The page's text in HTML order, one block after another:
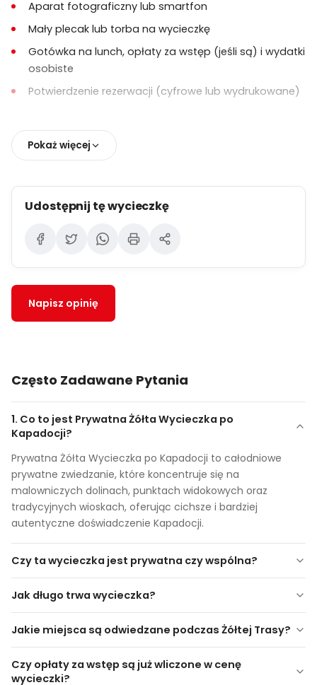
dorosłego.
Polityki dotyczące anulowania i modyfikacji
różnią się w zależności od dostawcy i są
wyjaśniane w momencie rezerwacji.
Aparat fotograficzny lub smartfon
Mały plecak lub torba na wycieczkę
Gotówka na lunch, opłaty za wstęp (jeśli są) i wydatki
osobiste
Potwierdzenie rezerwacji (cyfrowe lub wydrukowane)
Pokaż więcej
Udostępnij tę wycieczkę
Napisz opinię
Często Zadawane Pytania
1. Co to jest Prywatna Żółta Wycieczka po
Kapadocji?
Prywatna Żółta Wycieczka po Kapadocji to całodniowe
prywatne zwiedzanie, które koncentruje się na
malowniczych dolinach, punktach widokowych oraz
tradycyjnych wioskach, oferując cichsze i bardziej
autentyczne doświadczenie Kapadocji.
Czy ta wycieczka jest prywatna czy wspólna?
Jak długo trwa wycieczka?
Jakie miejsca są odwiedzane podczas Żółtej Trasy?
Zamek Uçhisar (panorama)
Czy opłaty za wstęp są już wliczone w cenę
wycieczki?